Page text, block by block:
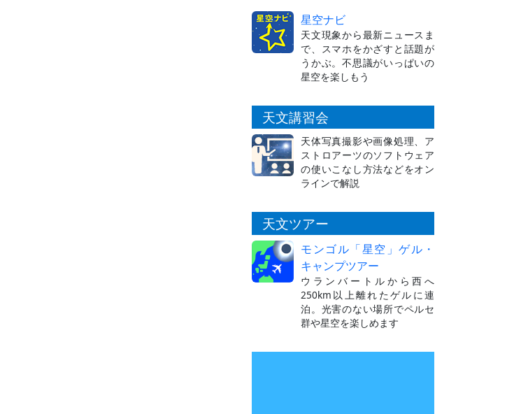
星空ナビ
天文現象から最新ニュースま
で、スマホをかざすと話題が
うかぶ。不思議がいっぱいの
星空を楽しもう
天文講習会
天体写真撮影や画像処理、ア
ストロアーツのソフトウェア
の使いこなし方法などをオン
ラインで解説
天文ツアー
モンゴル「星空」ゲル・
キャンプツアー
ウランバートルから西へ
250km以上離れたゲルに連
泊。光害のない場所でペルセ
群や星空を楽しめます